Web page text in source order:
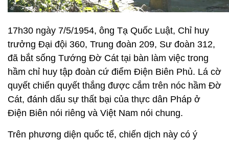
17h30 ngày 7/5/1954, ông Tạ Quốc Luật, Chỉ huy
trưởng Đại đội 360, Trung đoàn 209, Sư đoàn 312,
đã bắt sống Tướng Đờ Cát tại bàn làm việc trong
hầm chỉ huy tập đoàn cứ điểm Điện Biên Phủ. Lá cờ
quyết chiến quyết thắng được cắm trên nóc hầm Đờ
Cát, đánh dấu sự thất bại của thực dân Pháp ở
Điện Biên nói riêng và Việt Nam nói chung.
Trên phương diện quốc tế, chiến dịch này có ý